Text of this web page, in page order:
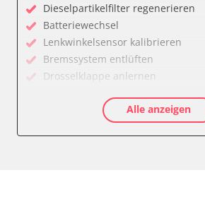
Diagnoseschnittstelle (EOBD/OBDII)
Differentialsperre
Einparkhilfe
Einparkhilfe Lenkhilfe
Fahrtrichtungskamera
Fernlichtassistent
Feststellbremse (EPB / SBC)
Dieselpartikelfilter regenerieren
Batteriewechsel
Lenkwinkelsensor kalibrieren
Bremssystem entlüften
Drosselklappe anlernen
Luftmassenmesser anlernen
Kraftstofftank entleeren
Alle anzeigen